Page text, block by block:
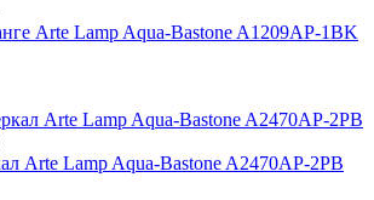
Arte Lamp Aqua-Bastone A1209AP-1BK
Arte Lamp Aqua-Bastone A2470AP-2PB